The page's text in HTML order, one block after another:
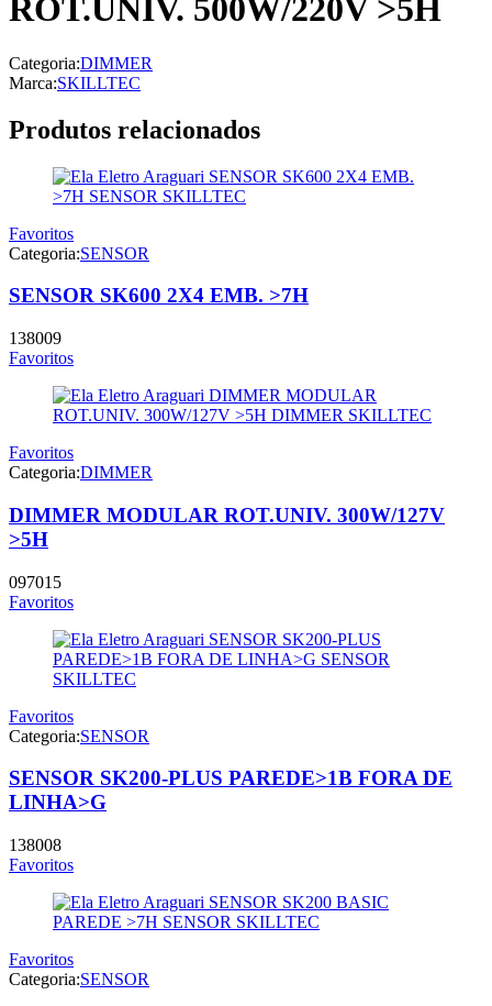
ROT.UNIV. 500W/220V >5H
Categoria:DIMMER
Marca:SKILLTEC
Produtos relacionados
Favoritos
Categoria:SENSOR
SENSOR SK600 2X4 EMB. >7H
138009
Favoritos
Favoritos
Categoria:DIMMER
DIMMER MODULAR ROT.UNIV. 300W/127V
>5H
097015
Favoritos
Favoritos
Categoria:SENSOR
SENSOR SK200-PLUS PAREDE>1B FORA DE
LINHA>G
138008
Favoritos
Favoritos
Categoria:SENSOR